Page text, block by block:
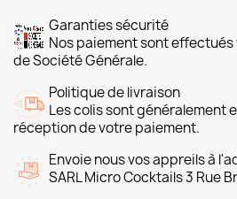
Garanties sécurité
Nos paiement sont effectués
de Société Générale.
Politique de livraison
Les colis sont généralement
réception de votre paiement.
Envoie nous vos appreils à
SARL Micro Cocktails 3 Rue